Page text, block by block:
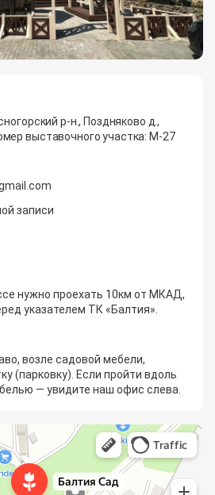
р-н., Поздняково д.,
выставочного участка: М-27
записи
нужно проехать 10км от МКАД,
указателем ТК «Балтия».
возле садовой мебели,
(парковку). Если пройти вдоль
— увидите наш офис слева.